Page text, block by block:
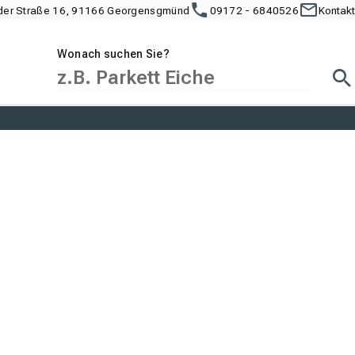
Straße 16, 91166 Georgensgmünd 09172 - 6840526 Kontakt
Wonach suchen Sie?